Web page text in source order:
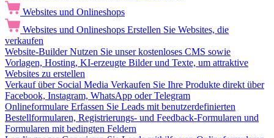
Websites und Onlineshops
Websites und Onlineshops Erstellen Sie Websites, die
verkaufen
Website-Builder Nutzen Sie unser kostenloses CMS sowie
Vorlagen, Hosting, KI-erzeugte Bilder und Texte, um attraktive
Websites zu erstellen
Verkauf über Social Media Verkaufen Sie Ihre Produkte direkt über
Facebook, Instagram, WhatsApp oder Telegram
Onlineformulare Erfassen Sie Leads mit benutzerdefinierten
Bestellformularen, Registrierungs- und Feedback-Formularen und
Formularen mit bedingten Feldern